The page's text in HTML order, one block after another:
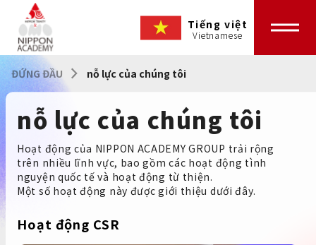
Tiếng việt
ĐỨNG ĐẦU nỗ lực của chúng tôi
nỗ lực của chúng tôi
Hoạt động của NIPPON ACADEMY GROUP trải rộng
trên nhiều lĩnh vực, bao gồm các hoạt động tình
nguyện quốc tế và hoạt động từ thiện.
Một số hoạt động này được giới thiệu dưới đây.
Hoạt động CSR